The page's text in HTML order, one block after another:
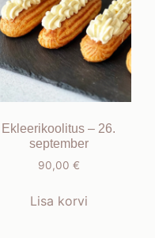
Ekleerikoolitus – 26.
september
90,00 €
Lisa korvi